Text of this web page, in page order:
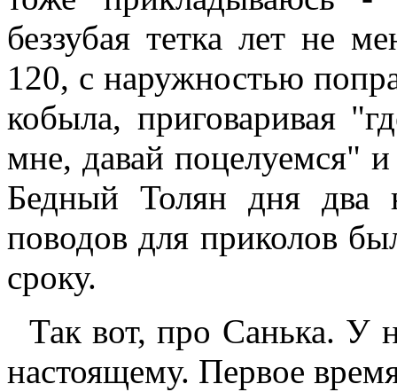
беззубая тетка лет не
120, с наружностью
кобыла, приговаривая
мне, давай поцелуемся"
Бедный Толян дня два
поводов для приколов
сроку.
Так вот, про Санька. У
настоящему. Первое